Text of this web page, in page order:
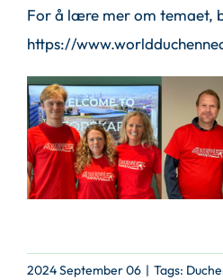
For å lære mer om temaet,
https://
2024 September 06 | Tags: